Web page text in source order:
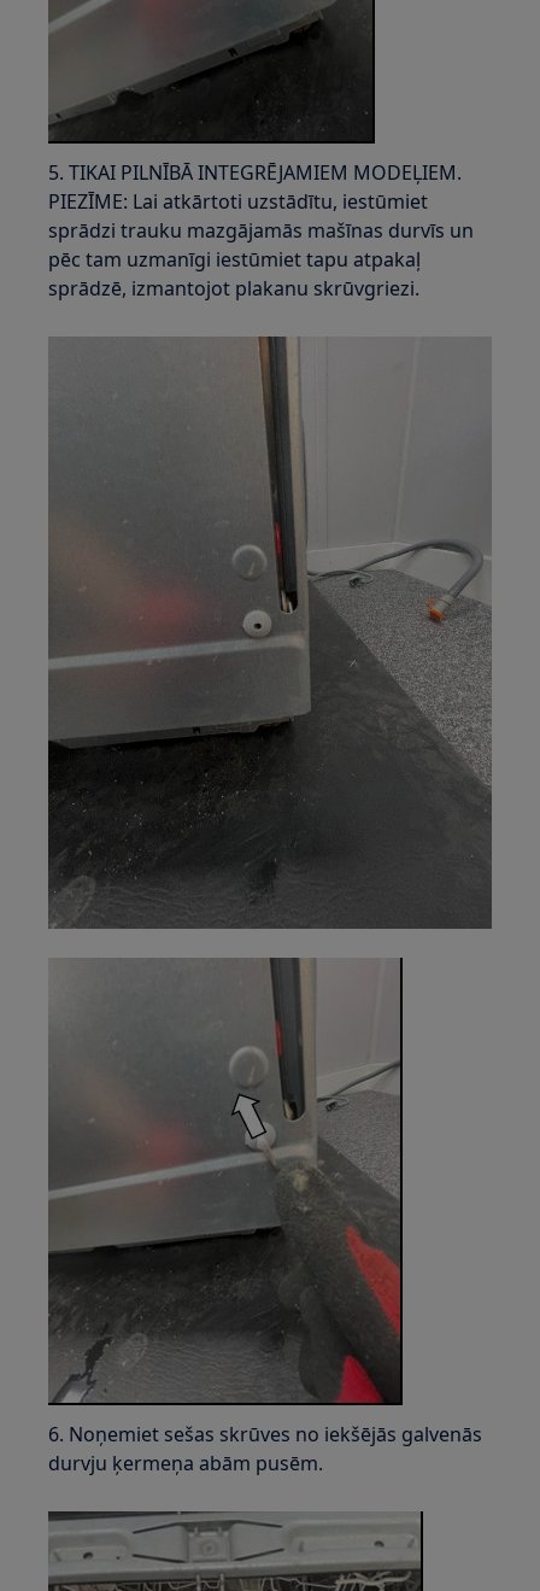
5. TIKAI PILNĪBĀ INTEGRĒJAMIEM MODEĻIEM.
PIEZĪME: Lai atkārtoti uzstādītu, iestūmiet
sprādzi trauku mazgājamās mašīnas durvīs un
pēc tam uzmanīgi iestūmiet tapu atpakaļ
sprādzē, izmantojot plakanu skrūvgriezi.
6. Noņemiet sešas skrūves no iekšējās galvenās
durvju ķermeņa abām pusēm.